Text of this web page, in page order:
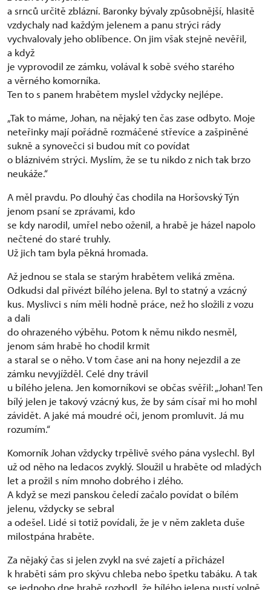
a srnců určitě zblázní. Baronky bývaly způsobnější, hlasitě
vzdychaly nad každým jelenem a panu strýci rády
vychvalovaly jeho oblíbence. On jim však stejně nevěřil,
a když
je vyprovodil ze zámku, volával k sobě svého starého
a věrného komorníka.
Ten to s panem hrabětem myslel vždycky nejlépe.
„Tak to máme, Johan, na nějaký ten čas zase odbyto. Moje
neteřinky mají pořádně rozmáčené střevíce a zašpiněné
sukně a synovečci si budou mít co povídat
o bláznivém strýci. Myslím, že se tu nikdo z nich tak brzo
neukáže.“
A měl pravdu. Po dlouhý čas chodila na Horšovský Týn
jenom psaní se zprávami, kdo
se kdy narodil, umřel nebo oženil, a hrabě je házel napolo
nečtené do staré truhly.
Už jich tam byla pěkná hromada.
Až jednou se stala se starým hrabětem veliká změna.
Odkudsi dal přivézt bílého jelena. Byl to statný a vzácný
kus. Myslivci s ním měli hodně práce, než ho složili z vozu
a dali
do ohrazeného výběhu. Potom k němu nikdo nesměl,
jenom sám hrabě ho chodil krmit
a staral se o něho. V tom čase ani na hony nejezdil a ze
zámku nevyjížděl. Celé dny trávil
u bílého jelena. Jen komorníkovi se občas svěřil: „Johan! Ten
bílý jelen je takový vzácný kus, že by sám císař mi ho mohl
závidět. A jaké má moudré oči, jenom promluvit. Já mu
rozumím.“
Komorník Johan vždycky trpělivě svého pána vyslechl. Byl
už od něho na ledacos zvyklý. Sloužil u hraběte od mladých
let a prožil s ním mnoho dobrého i zlého.
A když se mezi panskou čeledí začalo povídat o bílém
jelenu, vždycky se sebral
a odešel. Lidé si totiž povídali, že je v něm zakleta duše
milostpána hraběte.
Za nějaký čas si jelen zvykl na své zajetí a přicházel
k hraběti sám pro skývu chleba nebo špetku tabáku. A tak
se jednoho dne hrabě rozhodl, že bílého jelena pustí volně